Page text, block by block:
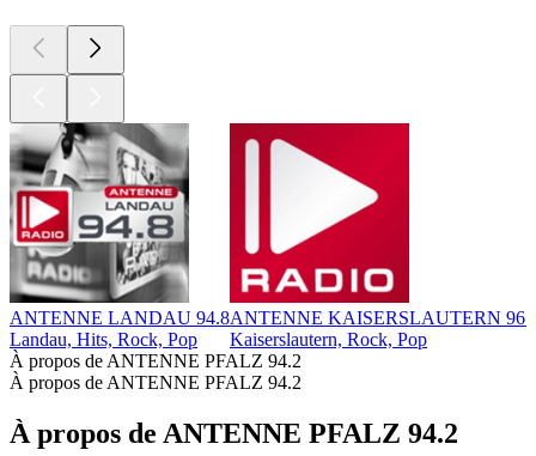
ANTENNE LANDAU 94.8
Landau, Hits, Rock, Pop
ANTENNE KAISERSLAUTERN
Kaiserslautern, Rock, Pop
À propos de ANTENNE PFALZ 94.2
À propos de ANTENNE PFALZ 94.2
À propos de ANTENNE PFALZ 94.2